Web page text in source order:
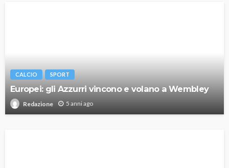
CALCIO SPORT
Europei: gli Azzurri vincono e volano a Wembley
Redazione 5 anni ago